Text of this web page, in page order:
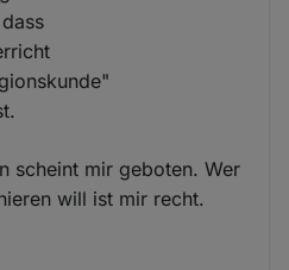
scheint mir geboten. Wer
will ist mir recht.